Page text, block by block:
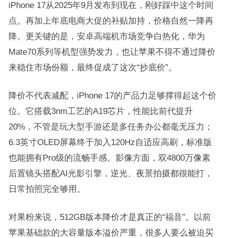
iPhone 17从2025年9月发布到现在，刚好踩中这个时间
点。再加上年底电商大促的补贴加持，价格自然一降再
降。更关键的是，安卓高端机市场竞争白热化，华为
Mate70系列等机型强势发力，也让苹果不得不通过降价
来稳住市场份额，最终促成了这次“抄底价”。
降价不代表减配，iPhone 17的产品力足够撑得起这个价
位。它搭载3nm工艺的A19芯片，性能比前代提升
20%，不管是玩大型手游还是多任务办公都毫无压力；
6.3英寸OLED屏幕终于加入120Hz自适应高刷，标准版
也能拥有Pro级的流畅手感。影像方面，双4800万像素
后置镜头搭配AI光影引擎，逆光、夜景拍摄都很能打，
日常拍照完全够用。
对果粉来说，512GB版本降价才是真正的“福音”。以前
苹果基础款的大容量版本溢价严重，很多人要么被迫买